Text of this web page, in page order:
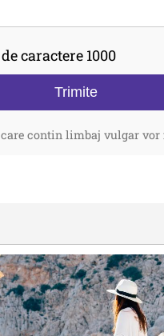
caractere 1000
Trimite
contin limbaj vulgar vor